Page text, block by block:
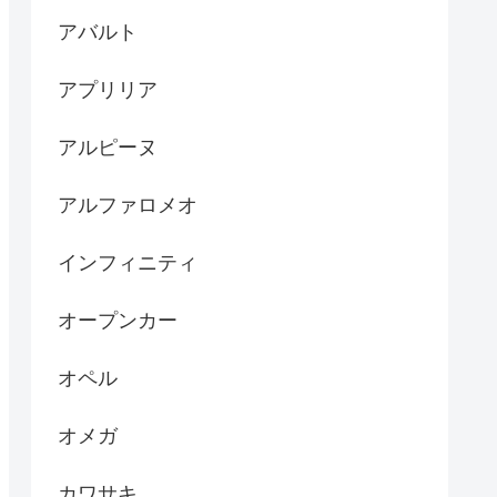
アバルト
アプリリア
アルピーヌ
アルファロメオ
インフィニティ
オープンカー
オペル
オメガ